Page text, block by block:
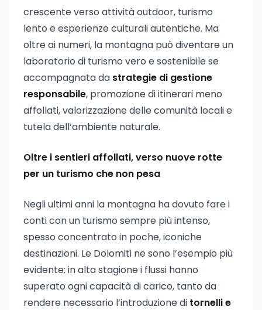
crescente verso attività outdoor, turismo
lento e esperienze culturali autentiche. Ma
oltre ai numeri, la montagna può diventare un
laboratorio di turismo vero e sostenibile se
accompagnata da strategie di gestione
responsabile, promozione di itinerari meno
affollati, valorizzazione delle comunità locali e
tutela dell’ambiente naturale.
Oltre i sentieri affollati, verso nuove rotte
per un turismo che non pesa
Negli ultimi anni la montagna ha dovuto fare i
conti con un turismo sempre più intenso,
spesso concentrato in poche, iconiche
destinazioni. Le Dolomiti ne sono l’esempio più
evidente: in alta stagione i flussi hanno
superato ogni capacità di carico, tanto da
rendere necessario l’introduzione di tornelli e